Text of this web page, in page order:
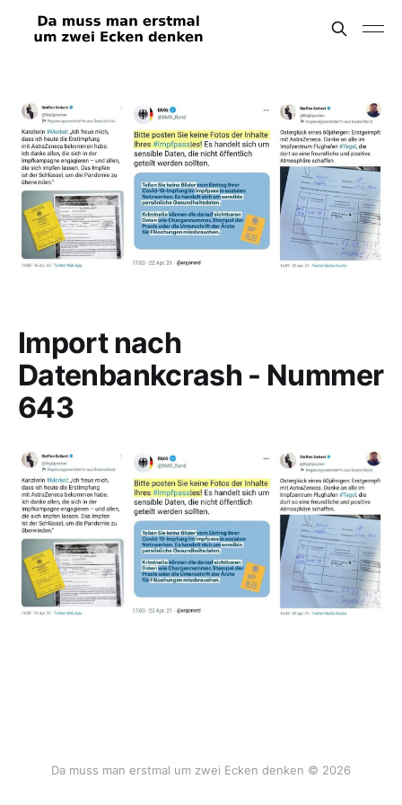
Import nach
Datenbankcrash - Nummer
643
Da muss man erstmal um zwei Ecken denken © 2026